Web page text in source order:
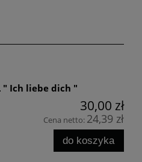
" Ich liebe dich "
30,00 zł
Cena netto: 24,39 zł
do koszyka